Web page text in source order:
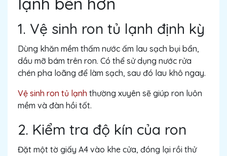
1. Vệ sinh ron tủ lạnh định kỳ
Dùng khăn mềm thấm nước ấm lau sạch bụi bẩn,
dầu mỡ bám trên ron. Có thể sử dụng nước rửa
chén pha loãng để làm sạch, sau đó lau khô ngay.
Vệ sinh ron tủ lạnh thường xuyên sẽ giúp ron luôn
mềm và đàn hồi tốt.
2. Kiểm tra độ kín của ron
Đặt một tờ giấy A4 vào khe cửa, đóng lại rồi thử